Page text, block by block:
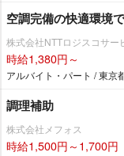
空調完備の快適環境
株式会社NTTロジスコサー
時給1,380円～
アルバイト・パート / 東京
調理補助
株式会社メフォス
時給1,500円～1,700円